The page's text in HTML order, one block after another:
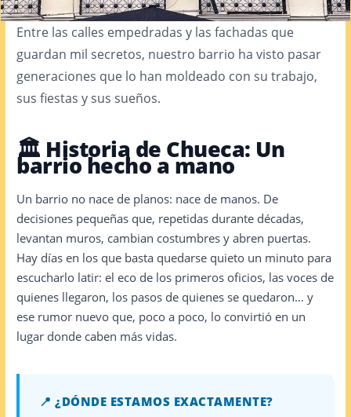
Entre las calles empedradas y las fachadas que
guardan mil secretos, nuestro barrio ha visto pasar
generaciones que lo han moldeado con su trabajo,
sus fiestas y sus sueños.
🏛️ Historia de Chueca: Un
barrio hecho a mano
Un barrio no nace de planos: nace de manos. De
decisiones pequeñas que, repetidas durante décadas,
levantan muros, cambian costumbres y abren puertas.
Hay días en los que basta quedarse quieto un minuto para
escucharlo latir: el eco de los primeros oficios, las voces de
quienes llegaron, los pasos de quienes se quedaron… y
ese rumor nuevo que, poco a poco, lo convirtió en un
lugar donde caben más vidas.
📍 ¿DÓNDE ESTAMOS EXACTAMENTE?